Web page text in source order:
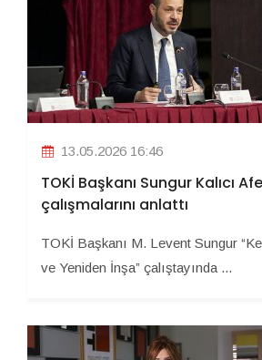
13.05.2026 16:46
TOKİ Başkanı Sungur Kalıcı
çalışmalarını anlattı
TOKİ Başkanı M. Levent Sungur
ve Yeniden İnşa” çalıştayında ...